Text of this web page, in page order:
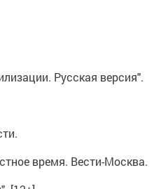
Русская версия".
время. Вести-Москва.